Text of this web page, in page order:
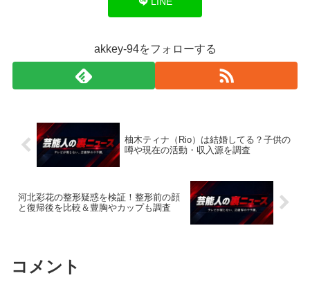
akkey-94をフォローする
柚木ティナ（Rio）は結婚してる？子供の
噂や現在の活動・収入源を調査
河北彩花の整形疑惑を検証！整形前の顔
と復帰後を比較＆豊胸やカップも調査
コメント